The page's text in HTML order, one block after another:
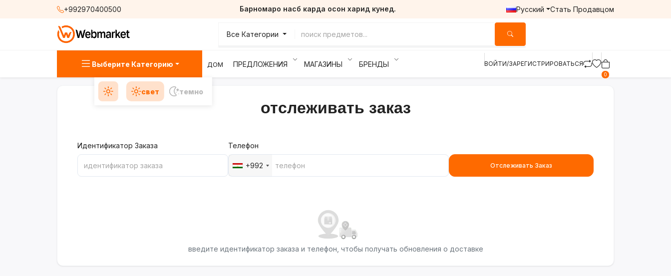
+992970400500 Барномаро насб карда осон харид кунед. Русский Стать Продавцом
Все Категории
Выберите Категорию ДОМ ПРЕДЛОЖЕНИЯ МАГАЗИНЫ БРЕНДЫ ВОЙТИ/ЗАРЕГИСТРИРОВАТЬСЯ
0
свет темно
отслеживать заказ
Идентификатор Заказа Телефон
+992 Отслеживать Заказ
введите идентификатор заказа и телефон, чтобы получать обновления о доставке